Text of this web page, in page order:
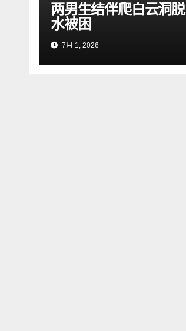
两男生结伴爬白云洞脱
水被困
7月 1, 2026